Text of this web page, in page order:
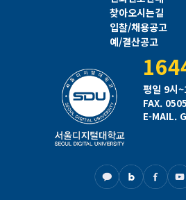
찾아오시는길
입찰/채용공고
예/결산공고
평일 9시
FAX.
E-MAIL.